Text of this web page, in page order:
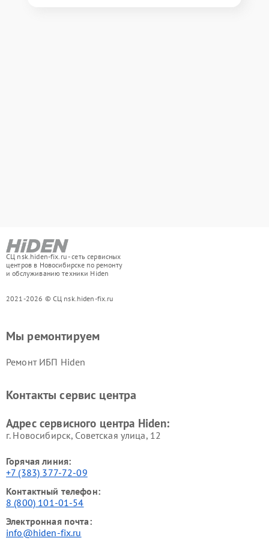
СЦ nsk.hiden-fix.ru - сеть сервисных
центров в Новосибирске по ремонту
и обслуживанию техники Hiden
2021-2026 © СЦ nsk.hiden-fix.ru
Мы ремонтируем
Ремонт ИБП Hiden
Контакты сервис центра
Адрес сервисного центра Hiden:
г. Новосибирск, Советская улица, 12
Горячая линия:
+7 (383) 377-72-09
Контактный телефон:
8 (800) 101-01-54
Электронная почта:
info@hiden-fix.ru